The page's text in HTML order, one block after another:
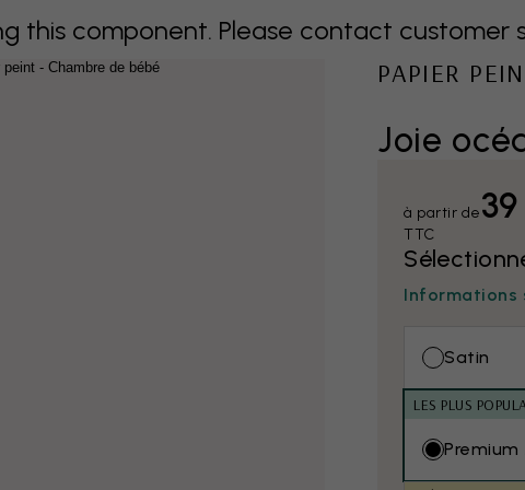
this component. Please contact customer
Joie
PAPIER
à partir de
TTC
Informations
Satin
LES PLUS